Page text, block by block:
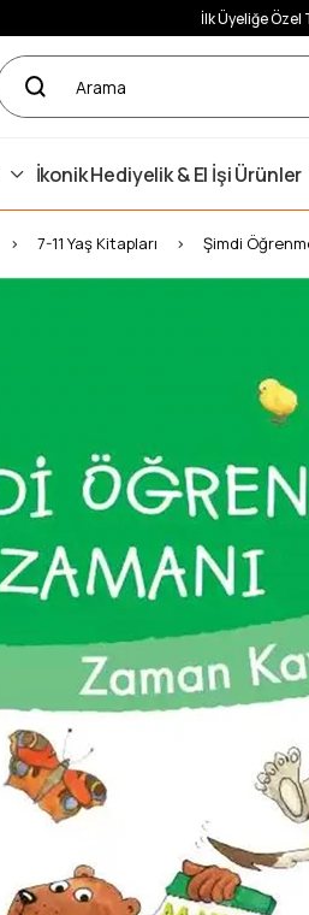
İlk Üyeliğe Özel
İkonik Hediyelik & El İşi Ürünler
7-11 Yaş Kitapları Şimdi